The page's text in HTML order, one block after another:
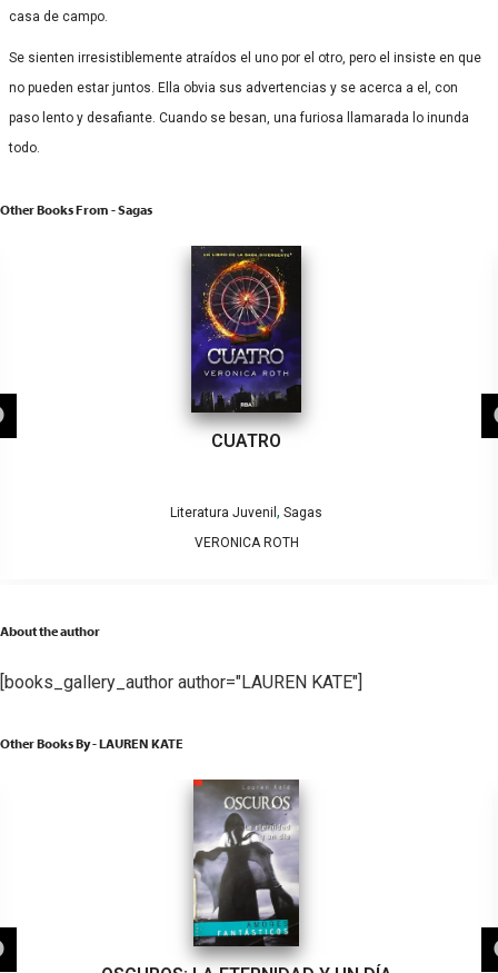
casa de campo.
Se sienten irresistiblemente atraídos el uno por el otro, pero el insiste en que
no pueden estar juntos. Ella obvia sus advertencias y se acerca a el, con
paso lento y desafiante. Cuando se besan, una furiosa llamarada lo inunda
todo.
Other Books From - Sagas
CUATRO
Literatura Juvenil , Sagas
VERONICA ROTH
About the author
[books_gallery_author author="LAUREN KATE"]
Other Books By - LAUREN KATE